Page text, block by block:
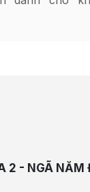
2 - NGÃ NĂM